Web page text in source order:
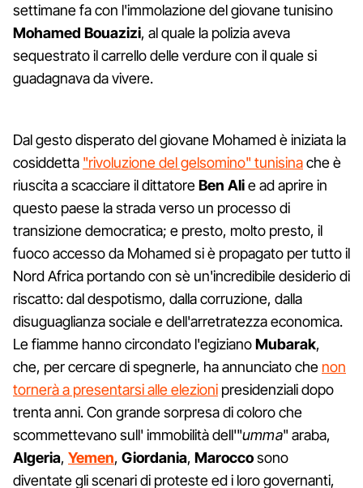
settimane fa con l'immolazione del giovane tunisino
Mohamed Bouazizi, al quale la polizia aveva
sequestrato il carrello delle verdure con il quale si
guadagnava da vivere.
Dal gesto disperato del giovane Mohamed è iniziata la
cosiddetta "rivoluzione del gelsomino" tunisinache è
riuscita a scacciare il dittatoreBen Alie ad aprire in
questo paese la strada verso un processo di
transizione democratica; e presto, molto presto, il
fuoco accesso da Mohamed si è propagato per tutto il
Nord Africa portando con sè un'incredibile desiderio di
riscatto: dal despotismo, dalla corruzione, dalla
disuguaglianza sociale e dell'arretratezza economica.
Le fiamme hanno circondato l'egizianoMubarak,
che, per cercare di spegnerle, ha annunciato che non
tornerà a presentarsi alle elezioni presidenziali dopo
trenta anni. Con grande sorpresa di coloro che
scommettevano sull' immobilità dell'"umma" araba,
Algeria, Yemen, Giordania, Maroccosono
diventate gli scenari di proteste ed i loro governanti,